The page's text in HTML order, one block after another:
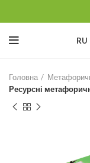
RU
Головна
Ресурсні